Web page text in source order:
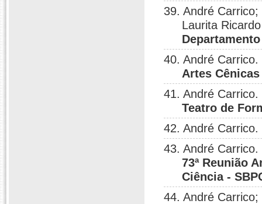
39. André Carrico;
Laurita
40. André Carrico.
Artes Cênicas
41. André Carrico.
Teatro de
42. André Carrico.
43. André Carrico.
73ª Reunião
Ciência -
44. André